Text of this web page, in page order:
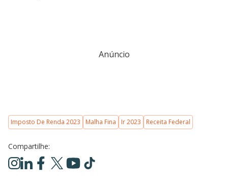
Anúncio
Imposto De Renda 2023 Malha Fina Ir 2023 Receita Federal
Compartilhe: